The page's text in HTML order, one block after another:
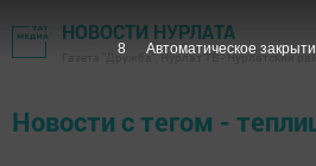
НОВОСТИ НУРЛАТА
Газета "Дружба", Нурлат ТВ - Нурлатский
Новости с тегом -
8 Автоматическое